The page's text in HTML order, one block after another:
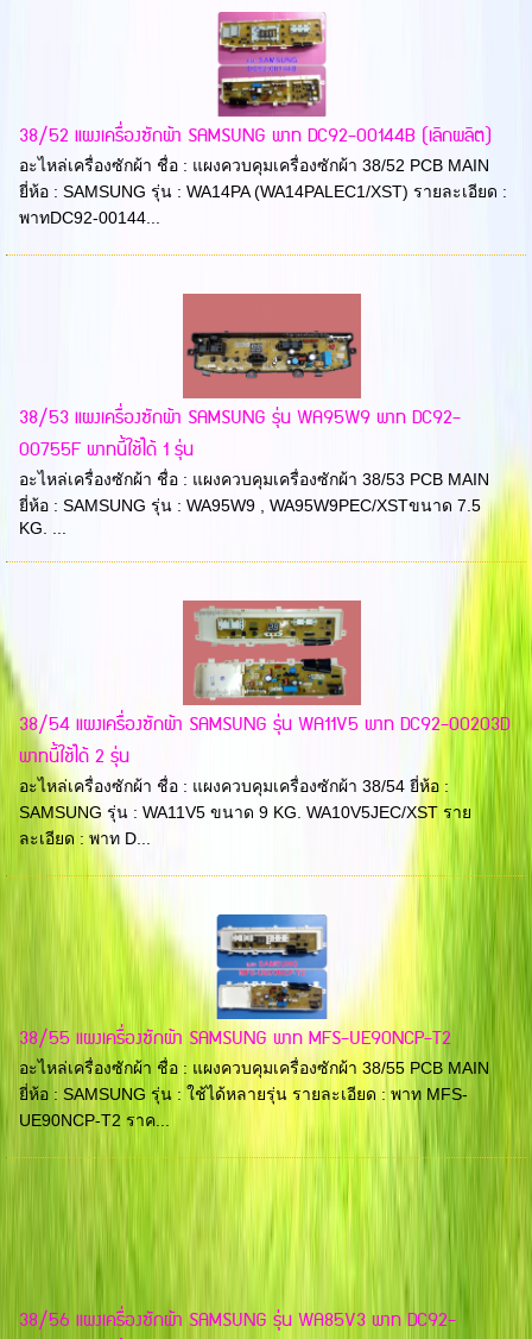
38/52 แผงเครื่องซักผ้า SAMSUNG พาท DC92-00144B (เลิกผลิต)
อะไหล่เครื่องซักผ้า ชื่อ : แผงควบคุมเครื่องซักผ้า 38/52 PCB MAIN
ยี่ห้อ : SAMSUNG รุ่น : WA14PA (WA14PALEC1/XST) รายละเอียด :
พาทDC92-00144...
38/53 แผงเครื่องซักผ้า SAMSUNG รุ่น WA95W9 พาท DC92-
00755F พาทนี้ใช้ได้ 1 รุ่น
อะไหล่เครื่องซักผ้า ชื่อ : แผงควบคุมเครื่องซักผ้า 38/53 PCB MAIN
ยี่ห้อ : SAMSUNG รุ่น : WA95W9 , WA95W9PEC/XSTขนาด 7.5
KG. ...
38/54 แผงเครื่องซักผ้า SAMSUNG รุ่น WA11V5 พาท DC92-00203D
พาทนี้ใช้ได้ 2 รุ่น
อะไหล่เครื่องซักผ้า ชื่อ : แผงควบคุมเครื่องซักผ้า 38/54 ยี่ห้อ :
SAMSUNG รุ่น : WA11V5 ขนาด 9 KG. WA10V5JEC/XST ราย
ละเอียด : พาท D...
38/55 แผงเครื่องซักผ้า SAMSUNG พาท MFS-UE90NCP-T2
อะไหล่เครื่องซักผ้า ชื่อ : แผงควบคุมเครื่องซักผ้า 38/55 PCB MAIN
ยี่ห้อ : SAMSUNG รุ่น : ใช้ได้หลายรุ่น รายละเอียด : พาท MFS-
UE90NCP-T2 ราค...
38/56 แผงเครื่องซักผ้า SAMSUNG รุ่น WA85V3 พาท DC92-